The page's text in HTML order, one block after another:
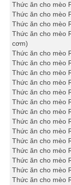
Thức ăn cho mèo
Thức ăn cho mèo
Thức ăn cho mèo
Thức ăn cho mèo
cơm)
Thức ăn cho mèo
Thức ăn cho mèo
Thức ăn cho mèo
Thức ăn cho mèo
Thức ăn cho mèo
Thức ăn cho mèo
Thức ăn cho mèo
Thức ăn cho mèo
Thức ăn cho mèo
Thức ăn cho mèo
Thức ăn cho mèo
Thức ăn cho mèo
Thức ăn cho mèo
Thức ăn cho mèo